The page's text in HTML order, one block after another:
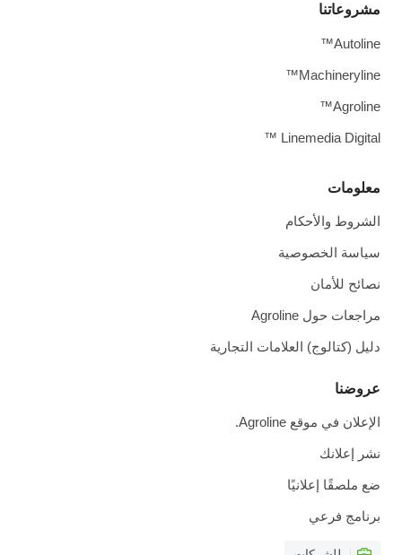
معلومات
الشروط والأحكام
سياسة الخصوصية
نصائح للأمان
مراجعات حول Agroline
دليل (كتالوج) العلامات التجارية
عروضنا
الإعلان في موقع Agroline.
نشر إعلانك
ضع ملصقًا إعلانيًا
برنامج فرعي
مشروعاتنا
Autoline™
Machineryline™
Agroline™
Linemedia Digital ™